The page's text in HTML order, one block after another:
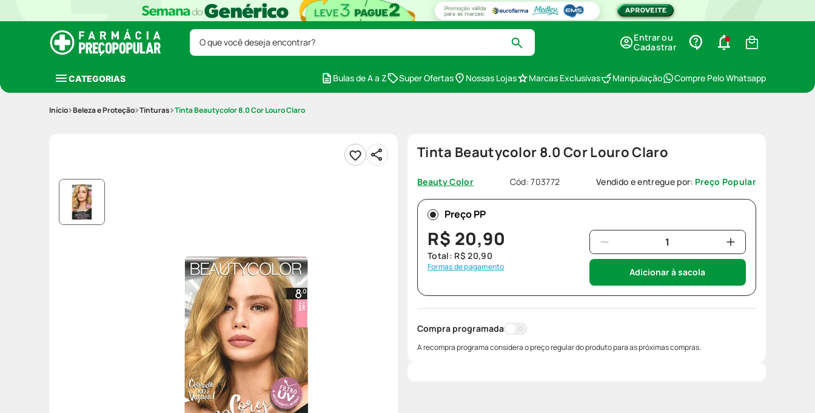
O que você deseja encontrar?
Entrar ou
Cadastrar
CATEGORIAS Bulas de A a Z Super Ofertas Nossas Lojas Marcas Exclusivas Manipulação Compre Pelo Whatsapp
Beleza e Proteção Tinturas Tinta Beautycolor 8.0 Cor Louro Claro
Tinta Beautycolor 8.0 Cor Louro Claro
Beauty Color Cód:703772 Vendido e entregue por: Preço Popular
Preço PP
R$ 20,90
Total: R$ 20,90
Formas de pagamento Adicionar à sacola
Compra programada
A recompra programa considera o preço regular do produto para as próximas compras.